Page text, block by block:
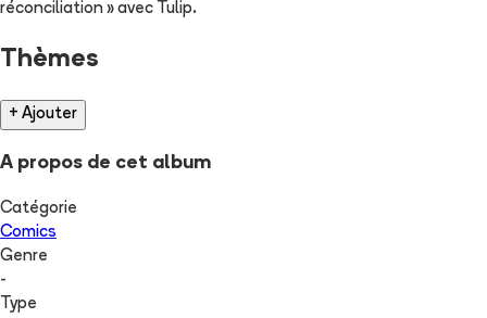
réconciliation » avec Tulip.
Thèmes
+ Ajouter
A propos de cet album
Catégorie
Comics
Genre
-
Type